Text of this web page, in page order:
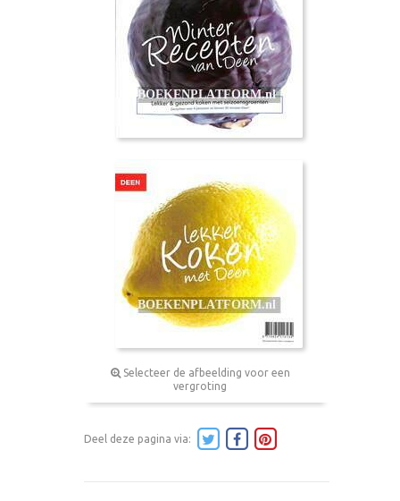
Selecteer de afbeelding voor een
vergroting
Deel deze pagina via: